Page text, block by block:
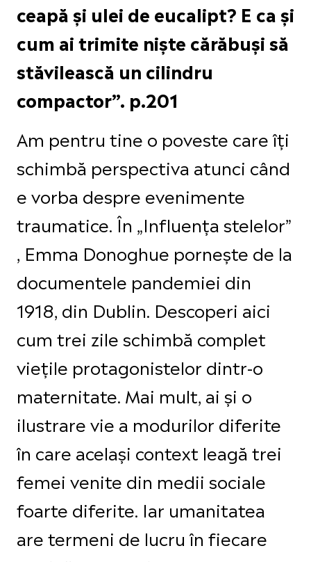
ceapă și ulei de eucalipt? E ca și
cum ai trimite niște cărăbuși să
stăvilească un cilindru
compactor”. p.201
Am pentru tine o poveste care îți
schimbă perspectiva atunci când
e vorba despre evenimente
traumatice. În „Influența stelelor”
, Emma Donoghue pornește de la
documentele pandemiei din
1918, din Dublin. Descoperi aici
cum trei zile schimbă complet
viețile protagonistelor dintr-o
maternitate. Mai mult, ai și o
ilustrare vie a modurilor diferite
în care același context leagă trei
femei venite din medii sociale
foarte diferite. Iar umanitatea
are termeni de lucru în fiecare